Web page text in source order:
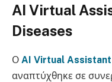
AI Virtual
Diseases
Ο AI Virtual
αναπτύχθηκε σε